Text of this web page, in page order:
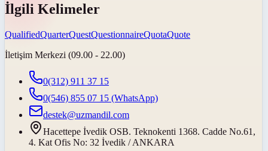
İlgili Kelimeler
QualifiedQuarterQuestQuestionnaireQuotaQuote
İletişim Merkezi (09.00 - 22.00)
0(312) 911 37 15
0(546) 855 07 15 (WhatsApp)
destek@uzmandil.com
Hacettepe İvedik OSB. Teknokenti 1368. Cadde No.61,
4. Kat Ofis No: 32 İvedik / ANKARA